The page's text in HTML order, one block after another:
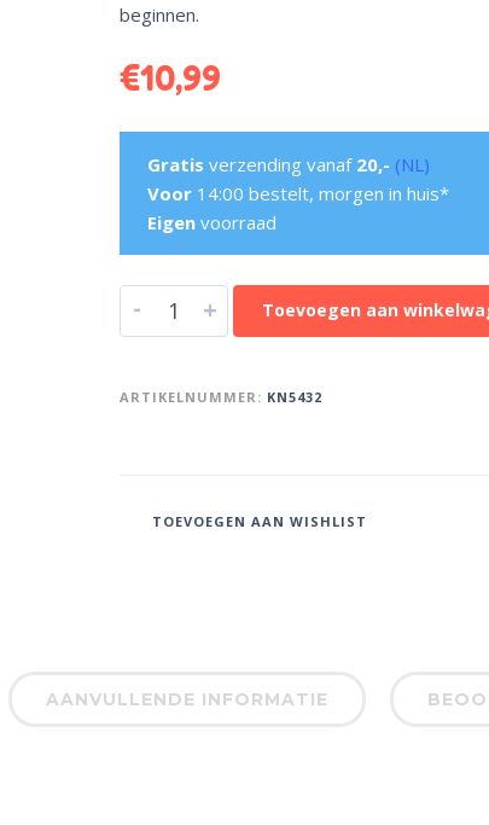
beginnen.
€10,99
Gratis verzending vanaf 20,- (NL)
Voor 14:00 bestelt, morgen in huis*
Eigen voorraad
- + Toevoegen aan
ARTIKELNUMMER: KN5432
TOEVOEGEN AAN WISHLIST
AANVULLENDE INFORMATIE